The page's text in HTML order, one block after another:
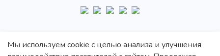
Мы используем cookie с целью анализа и улучшения
+7 495 222-10-87